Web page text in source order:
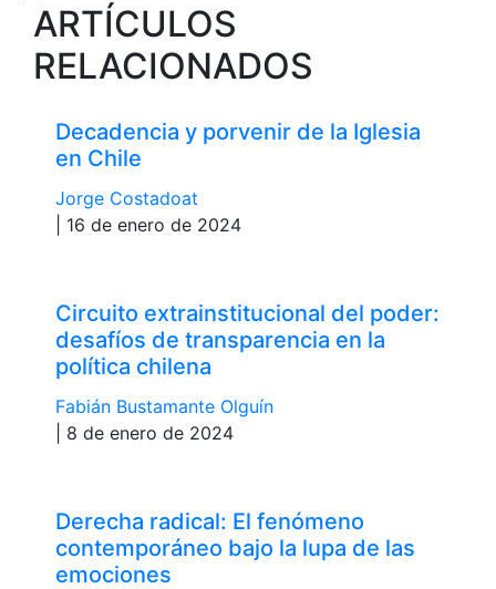
ARTÍCULOS
RELACIONADOS
Decadencia y porvenir de la Iglesia
en Chile
Jorge Costadoat
| 16 de enero de 2024
Circuito extrainstitucional del poder:
desafíos de transparencia en la
política chilena
Fabián Bustamante Olguín
| 8 de enero de 2024
Derecha radical: El fenómeno
contemporáneo bajo la lupa de las
emociones